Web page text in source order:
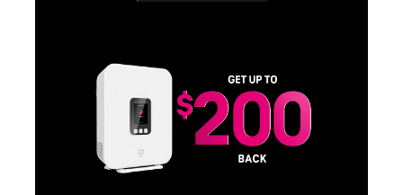
S26 Series.
Obtén Galaxy AI como tu compañero personal y tu teléfono
funcionará mejor y con mayor potencia que nunca antes.